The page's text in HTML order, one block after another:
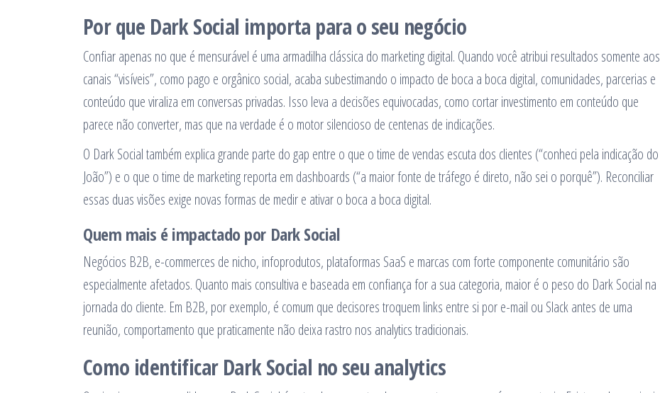
Por que Dark Social importa para o seu negócio
Confiar apenas no que é mensurável é uma armadilha clássica do marketing digital. Quando você atribui resultados somente aos
canais “visíveis”, como pago e orgânico social, acaba subestimando o impacto de boca a boca digital, comunidades, parcerias e
conteúdo que viraliza em conversas privadas. Isso leva a decisões equivocadas, como cortar investimento em conteúdo que
parece não converter, mas que na verdade é o motor silencioso de centenas de indicações.
O Dark Social também explica grande parte do gap entre o que o time de vendas escuta dos clientes (“conheci pela indicação do
João”) e o que o time de marketing reporta em dashboards (“a maior fonte de tráfego é direto, não sei o porquê”). Reconciliar
essas duas visões exige novas formas de medir e ativar o boca a boca digital.
Quem mais é impactado por Dark Social
Negócios B2B, e-commerces de nicho, infoprodutos, plataformas SaaS e marcas com forte componente comunitário são
especialmente afetados. Quanto mais consultiva e baseada em confiança for a sua categoria, maior é o peso do Dark Social na
jornada do cliente. Em B2B, por exemplo, é comum que decisores troquem links entre si por e-mail ou Slack antes de uma
reunião, comportamento que praticamente não deixa rastro nos analytics tradicionais.
Como identificar Dark Social no seu analytics